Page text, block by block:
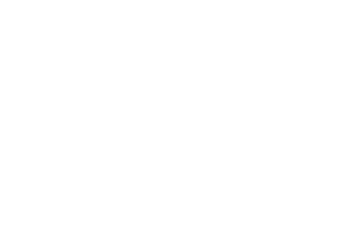
dolor sit amet, consectetur adipiscing elit. Ut elit